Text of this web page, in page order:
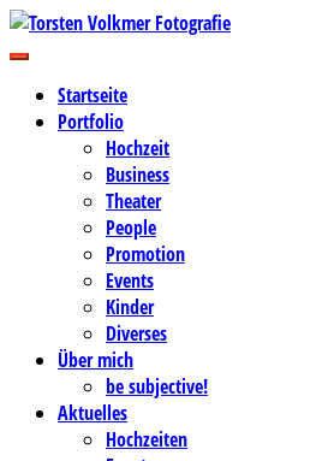
Zum
Inhalt
Torsten Volkmer
Business-, Portrait- und Hochzeitsfotografie
Startseite
Portfolio
Hochzeit
Business
Theater
People
Promotion
Events
Kinder
Diverses
Über mich
be subjective!
Aktuelles
Hochzeiten